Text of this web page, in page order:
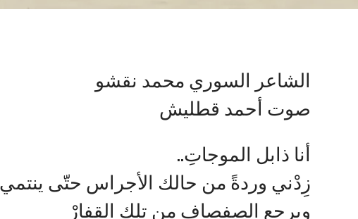
الشاعر السوري محمد نقشو
صوت أحمد قطليش
أنا ذابل الموجاتِ..‏
زِدْني وردةً من حالك الأجراس حتّى
ويرجع الصفصاف من تلك القفارْ‏